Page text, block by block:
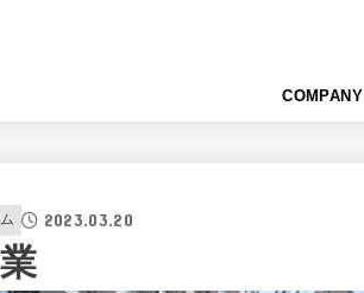
COMPANY
2023.03.20